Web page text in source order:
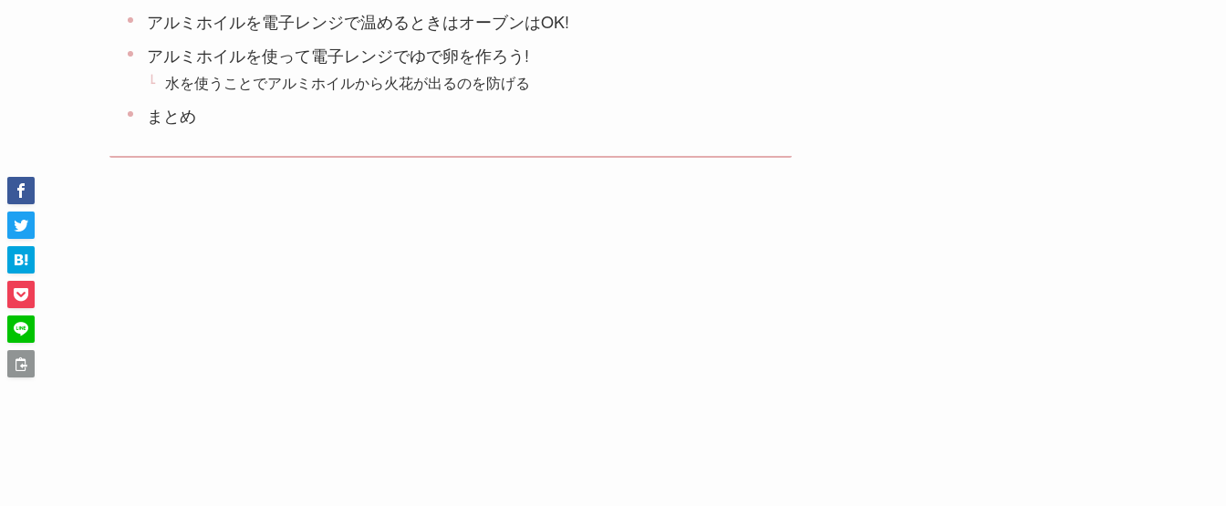
アルミホイルを電子レンジで温めるときはオーブンはOK!
アルミホイルを使って電子レンジでゆで卵を作ろう!
水を使うことでアルミホイルから火花が出るのを防げる
まとめ